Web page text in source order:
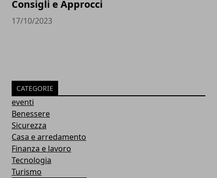
Consigli e Approcci
17/10/2023
CATEGORIE
eventi
Benessere
Sicurezza
Casa e arredamento
Finanza e lavoro
Tecnologia
Turismo